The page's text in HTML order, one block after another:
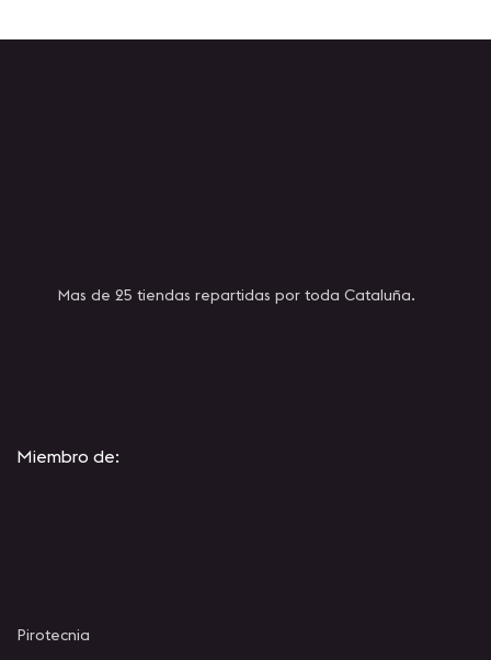
Mas de 25 tiendas repartidas por toda Cataluña.
Miembro de:
Pirotecnia